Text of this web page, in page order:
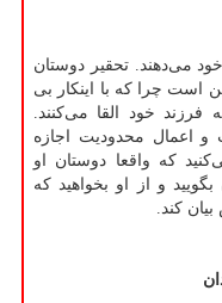
می‌دهند. تحقیر دوستان
است چرا که با اینکار بی
فرزند خود القا می‌کنند.
و اعمال محدودیت اجازه
که واقعا دوستان او
و از او بخواهید که
کند.